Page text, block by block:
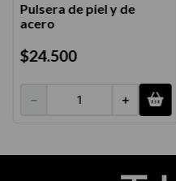
Pulsera de piel y de
acero
$24.500
＋
－